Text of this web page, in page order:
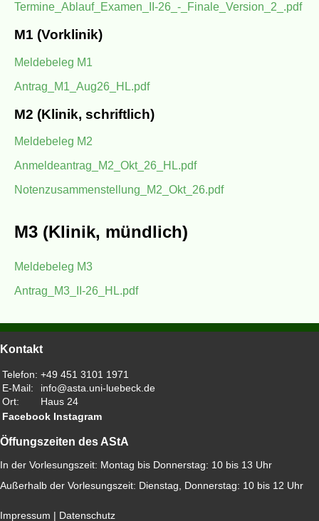
Termine_Ablauf_Examen_II-26_-_Finale_Version_2_.pdf
M1 (Vorklinik)
Meldebeleg M1
Antrag_M1_Aug26_HL.pdf
M2 (Klinik, schriftlich)
Meldebeleg M2
Anmeldeantrag_M2_Okt_26_HL.pdf
Notenzusammenstellung_M2_Okt_26.pdf
M3 (Klinik, mündlich)
Meldebeleg M3
Antrag_M3_II-26_HL.pdf
Kontakt
Telefon: +49 451 3101 1971
E-Mail:
info@asta.uni-luebeck.de
Ort:
Haus 24
Facebook Instagram
Öffungszeiten des AStA
In der Vorlesungszeit: Montag bis Donnerstag: 10 bis 13 Uhr
Außerhalb der Vorlesungszeit: Dienstag, Donnerstag: 10 bis 12 Uhr
Impressum | Datenschutz